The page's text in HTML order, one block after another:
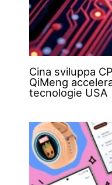
Cina sviluppa
QiMeng
tecnologie USA